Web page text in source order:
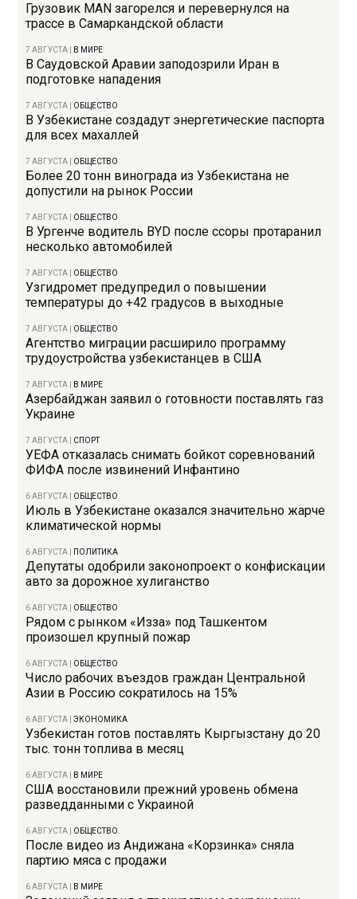
Грузовик MAN загорелся и перевернулся на
трассе в Самаркандской области
7 АВГУСТА В МИРЕ
В Саудовской Аравии заподозрили Иран в
подготовке нападения
7 АВГУСТА ОБЩЕСТВО
В Узбекистане создадут энергетические паспорта
для всех махаллей
7 АВГУСТА ОБЩЕСТВО
Более 20 тонн винограда из Узбекистана не
допустили на рынок России
7 АВГУСТА ОБЩЕСТВО
В Ургенче водитель BYD после ссоры протаранил
несколько автомобилей
7 АВГУСТА ОБЩЕСТВО
Узгидромет предупредил о повышении
температуры до +42 градусов в выходные
7 АВГУСТА ОБЩЕСТВО
Агентство миграции расширило программу
трудоустройства узбекистанцев в США
7 АВГУСТА В МИРЕ
Азербайджан заявил о готовности поставлять газ
Украине
7 АВГУСТА СПОРТ
УЕФА отказалась снимать бойкот соревнований
ФИФА после извинений Инфантино
6 АВГУСТА ОБЩЕСТВО
Июль в Узбекистане оказался значительно жарче
климатической нормы
6 АВГУСТА ПОЛИТИКА
Депутаты одобрили законопроект о конфискации
авто за дорожное хулиганство
6 АВГУСТА ОБЩЕСТВО
Рядом с рынком «Изза» под Ташкентом
произошел крупный пожар
6 АВГУСТА ОБЩЕСТВО
Число рабочих въездов граждан Центральной
Азии в Россию сократилось на 15%
6 АВГУСТА |ЭКОНОМИКА
Узбекистан готов поставлять Кыргызстану до 20
тыс. тонн топлива в месяц
6 АВГУСТА В МИРЕ
США восстановили прежний уровень обмена
разведданными с Украиной
6 АВГУСТА ОБЩЕСТВО
После видео из Андижана «Корзинка» сняла
партию мяса с продажи
6 АВГУСТА В МИРЕ